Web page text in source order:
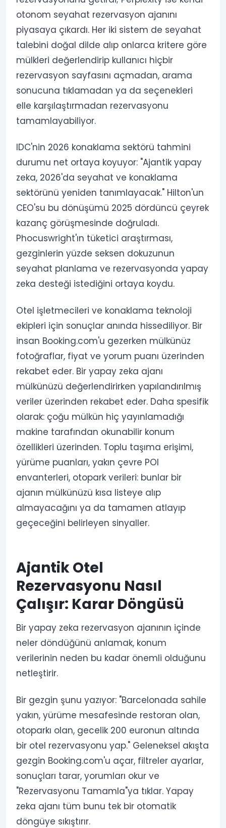
otonom seyahat rezervasyon ajanını
piyasaya çıkardı. Her iki sistem de seyahat
talebini doğal dilde alıp onlarca kritere göre
mülkleri değerlendirip kullanıcı hiçbir
rezervasyon sayfasını açmadan, arama
sonucuna tıklamadan ya da seçenekleri
elle karşılaştırmadan rezervasyonu
tamamlayabiliyor.
IDC'nin 2026 konaklama sektörü tahmini
durumu net ortaya koyuyor: "Ajantik yapay
zeka, 2026'da seyahat ve konaklama
sektörünü yeniden tanımlayacak." Hilton'un
CEO'su bu dönüşümü 2025 dördüncü çeyrek
kazanç görüşmesinde doğruladı.
Phocuswright'ın tüketici araştırması,
gezginlerin yüzde seksen dokuzunun
seyahat planlama ve rezervasyonda yapay
zeka desteği istediğini ortaya koydu.
Otel işletmecileri ve konaklama teknoloji
ekipleri için sonuçlar anında hissediliyor. Bir
insan Booking.com'u gezerken mülkünüz
fotoğraflar, fiyat ve yorum puanı üzerinden
rekabet eder. Bir yapay zeka ajanı
mülkünüzü değerlendirirken yapılandırılmış
veriler üzerinden rekabet eder. Daha spesifik
olarak: çoğu mülkün hiç yayınlamadığı
makine tarafından okunabilir konum
özellikleri üzerinden. Toplu taşıma erişimi,
yürüme puanları, yakın çevre POI
envanterleri, otopark verileri: bunlar bir
ajanın mülkünüzü kısa listeye alıp
almayacağını ya da tamamen atlayıp
geçeceğini belirleyen sinyaller.
Ajantik Otel
Rezervasyonu Nasıl
Çalışır: Karar Döngüsü
Bir yapay zeka rezervasyon ajanının içinde
neler döndüğünü anlamak, konum
verilerinin neden bu kadar önemli olduğunu
netleştirir.
Bir gezgin şunu yazıyor: "Barcelonada sahile
yakın, yürüme mesafesinde restoran olan,
otoparkı olan, gecelik 200 euronun altında
bir otel rezervasyonu yap." Geleneksel akışta
gezgin Booking.com'u açar, filtreler ayarlar,
sonuçları tarar, yorumları okur ve
"Rezervasyonu Tamamla"ya tıklar. Yapay
zeka ajanı tüm bunu tek bir otomatik
döngüye sıkıştırır.